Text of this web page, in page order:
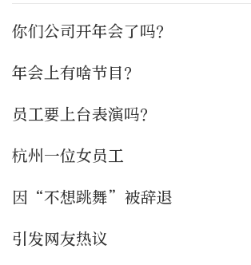
你们公司开年会了吗？
年会上有啥节目？
员工要上台表演吗？
杭州一位女员工
因“不想跳舞”被辞退
引发网友热议